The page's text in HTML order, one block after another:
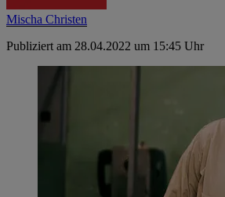
Mischa Christen
Publiziert am 28.04.2022 um 15:45 Uhr